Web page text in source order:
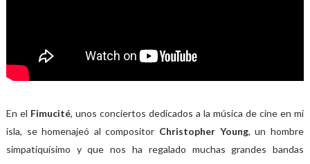
En el Fimucité, unos conciertos dedicados a la música de cine en mi
isla, se homenajeó al compositor Christopher Young, un hombre
simpatiquísimo y que nos ha regalado muchas grandes bandas